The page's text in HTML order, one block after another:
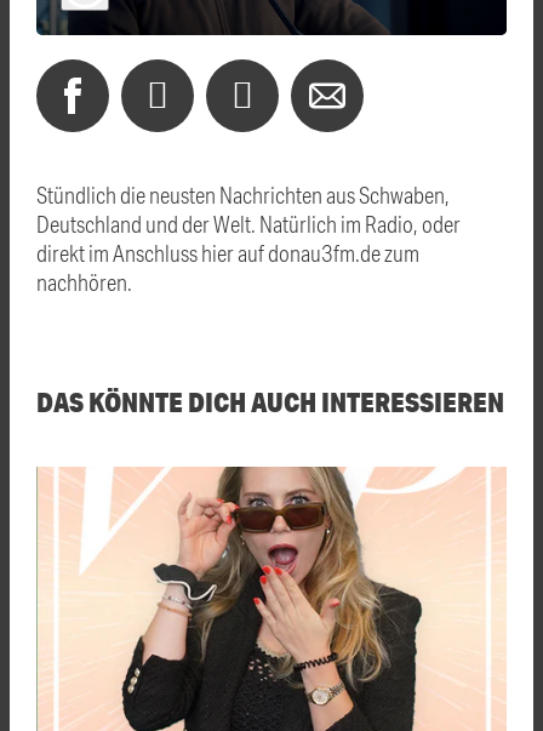
Stündlich die neusten Nachrichten aus Schwaben,
Deutschland und der Welt. Natürlich im Radio, oder
direkt im Anschluss hier auf donau3fm.de zum
nachhören.
DAS KÖNNTE DICH AUCH INTERESSIEREN